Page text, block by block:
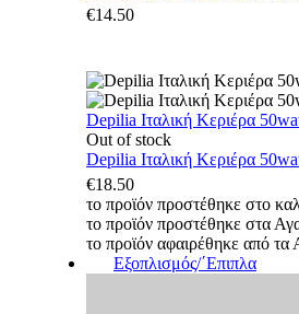
€14.50
Depilia Ιταλική Κεριέρα
Out of stock
Depilia Ιταλική Κεριέρα
€18.50
το προϊόν προστέθηκε στο
το προϊόν προστέθηκε στα
το προϊόν αφαιρέθηκε από τα
Εξοπλισμός/΄Επιπλα